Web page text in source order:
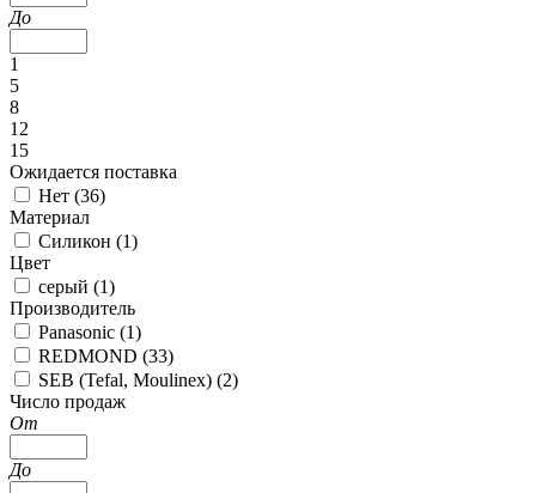
До
1
5
8
12
15
Ожидается поставка
Нет (36)
Материал
Силикон (1)
Цвет
серый (1)
Производитель
Panasonic (1)
REDMOND (33)
SEB (Tefal, Moulinex) (2)
Число продаж
От
До